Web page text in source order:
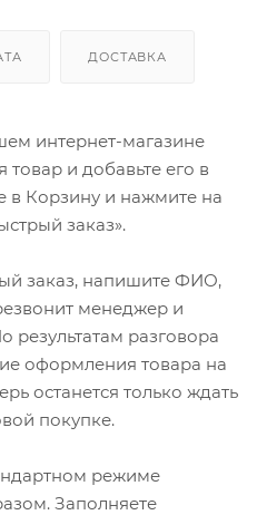
ДОСТАВКА
интернет-магазине
и добавьте его в
в Корзину и нажмите на
заказ».
заказ, напишите ФИО,
менеджер и
результатам разговора
оформления товара на
останется только ждать
покупке.
режиме
Заполняете